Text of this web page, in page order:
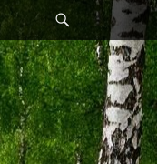
Найти